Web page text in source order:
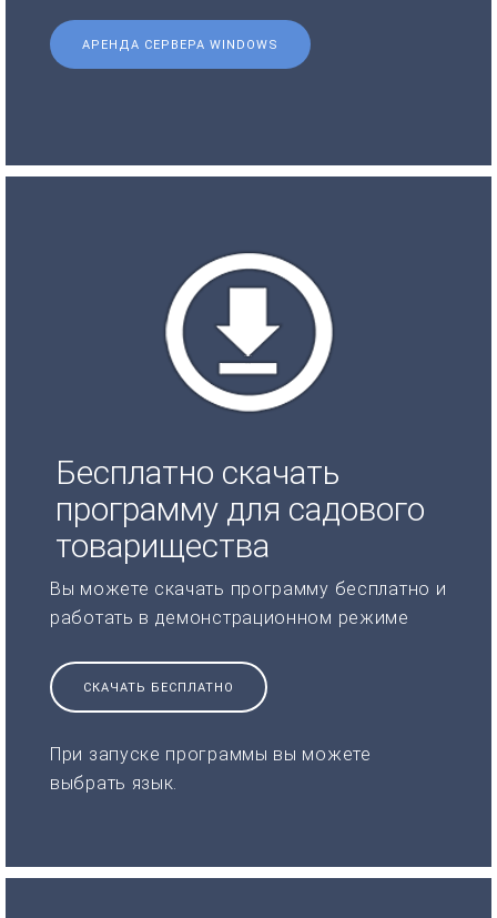
АРЕНДА СЕРВЕРА WINDOWS
Бесплатно скачать
программу для садового
товарищества
Вы можете скачать программу бесплатно и
работать в демонстрационном режиме
СКАЧАТЬ БЕСПЛАТНО
При запуске программы вы можете
выбрать язык.